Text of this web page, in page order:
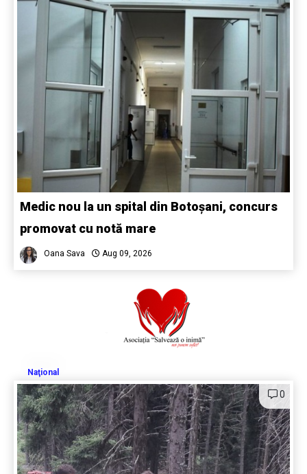
Medic nou la un spital din Botoșani, concurs
promovat cu notă mare
Oana Sava Aug 09, 2026
Naţional
0